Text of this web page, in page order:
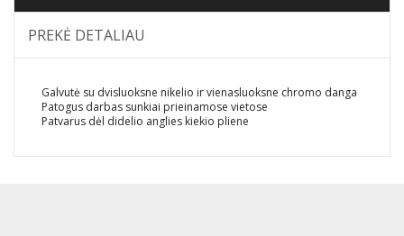
PREKĖ DETALIAU
Galvutė su dvisluoksne nikelio ir vienasluoksne chromo danga
Patogus darbas sunkiai prieinamose vietose
Patvarus dėl didelio anglies kiekio pliene